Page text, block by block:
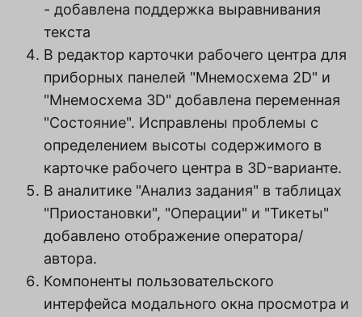
- добавлена поддержка выравнивания
текста
В редактор карточки рабочего центра для
приборных панелей "Мнемосхема 2D" и
"Мнемосхема 3D" добавлена переменная
"Состояние". Исправлены проблемы с
определением высоты содержимого в
карточке рабочего центра в 3D-варианте.
В аналитике "Анализ задания" в таблицах
"Приостановки", "Операции" и "Тикеты"
добавлено отображение оператора/
автора.
Компоненты пользовательского
интерфейса модального окна просмотра и